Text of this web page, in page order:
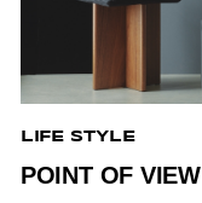
LIFE STYLE
POINT OF VIEW